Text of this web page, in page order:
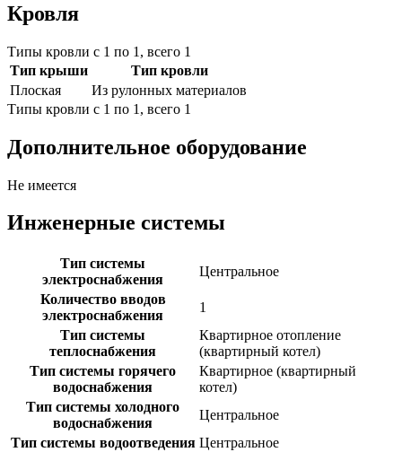
Кровля
Типы кровли с 1 по 1, всего 1
Тип крыши
Тип кровли
Плоская
Из рулонных материалов
Типы кровли с 1 по 1, всего 1
Дополнительное оборудование
Не имеется
Инженерные системы
Тип системы
электроснабжения
Центральное
Количество вводов
электроснабжения
1
Тип системы
теплоснабжения
Квартирное отопление
(квартирный котел)
Тип системы горячего
водоснабжения
Квартирное (квартирный
котел)
Тип системы холодного
водоснабжения
Центральное
Тип системы водоотведения Центральное